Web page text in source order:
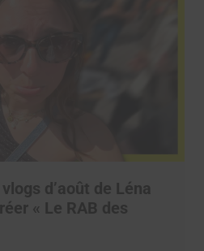
d’août de Léna
« Le RAB des